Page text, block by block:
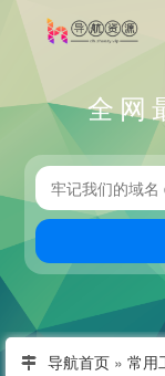
全网
导航首页 » 常用